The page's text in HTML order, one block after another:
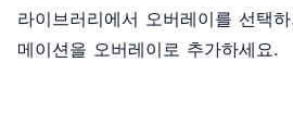
라이브러리에서 오버레이를 선택
메이션을 오버레이로 추가하세요.